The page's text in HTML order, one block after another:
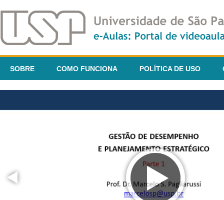
SOBRE COMO FUNCIONA POLÍTICA DE USO